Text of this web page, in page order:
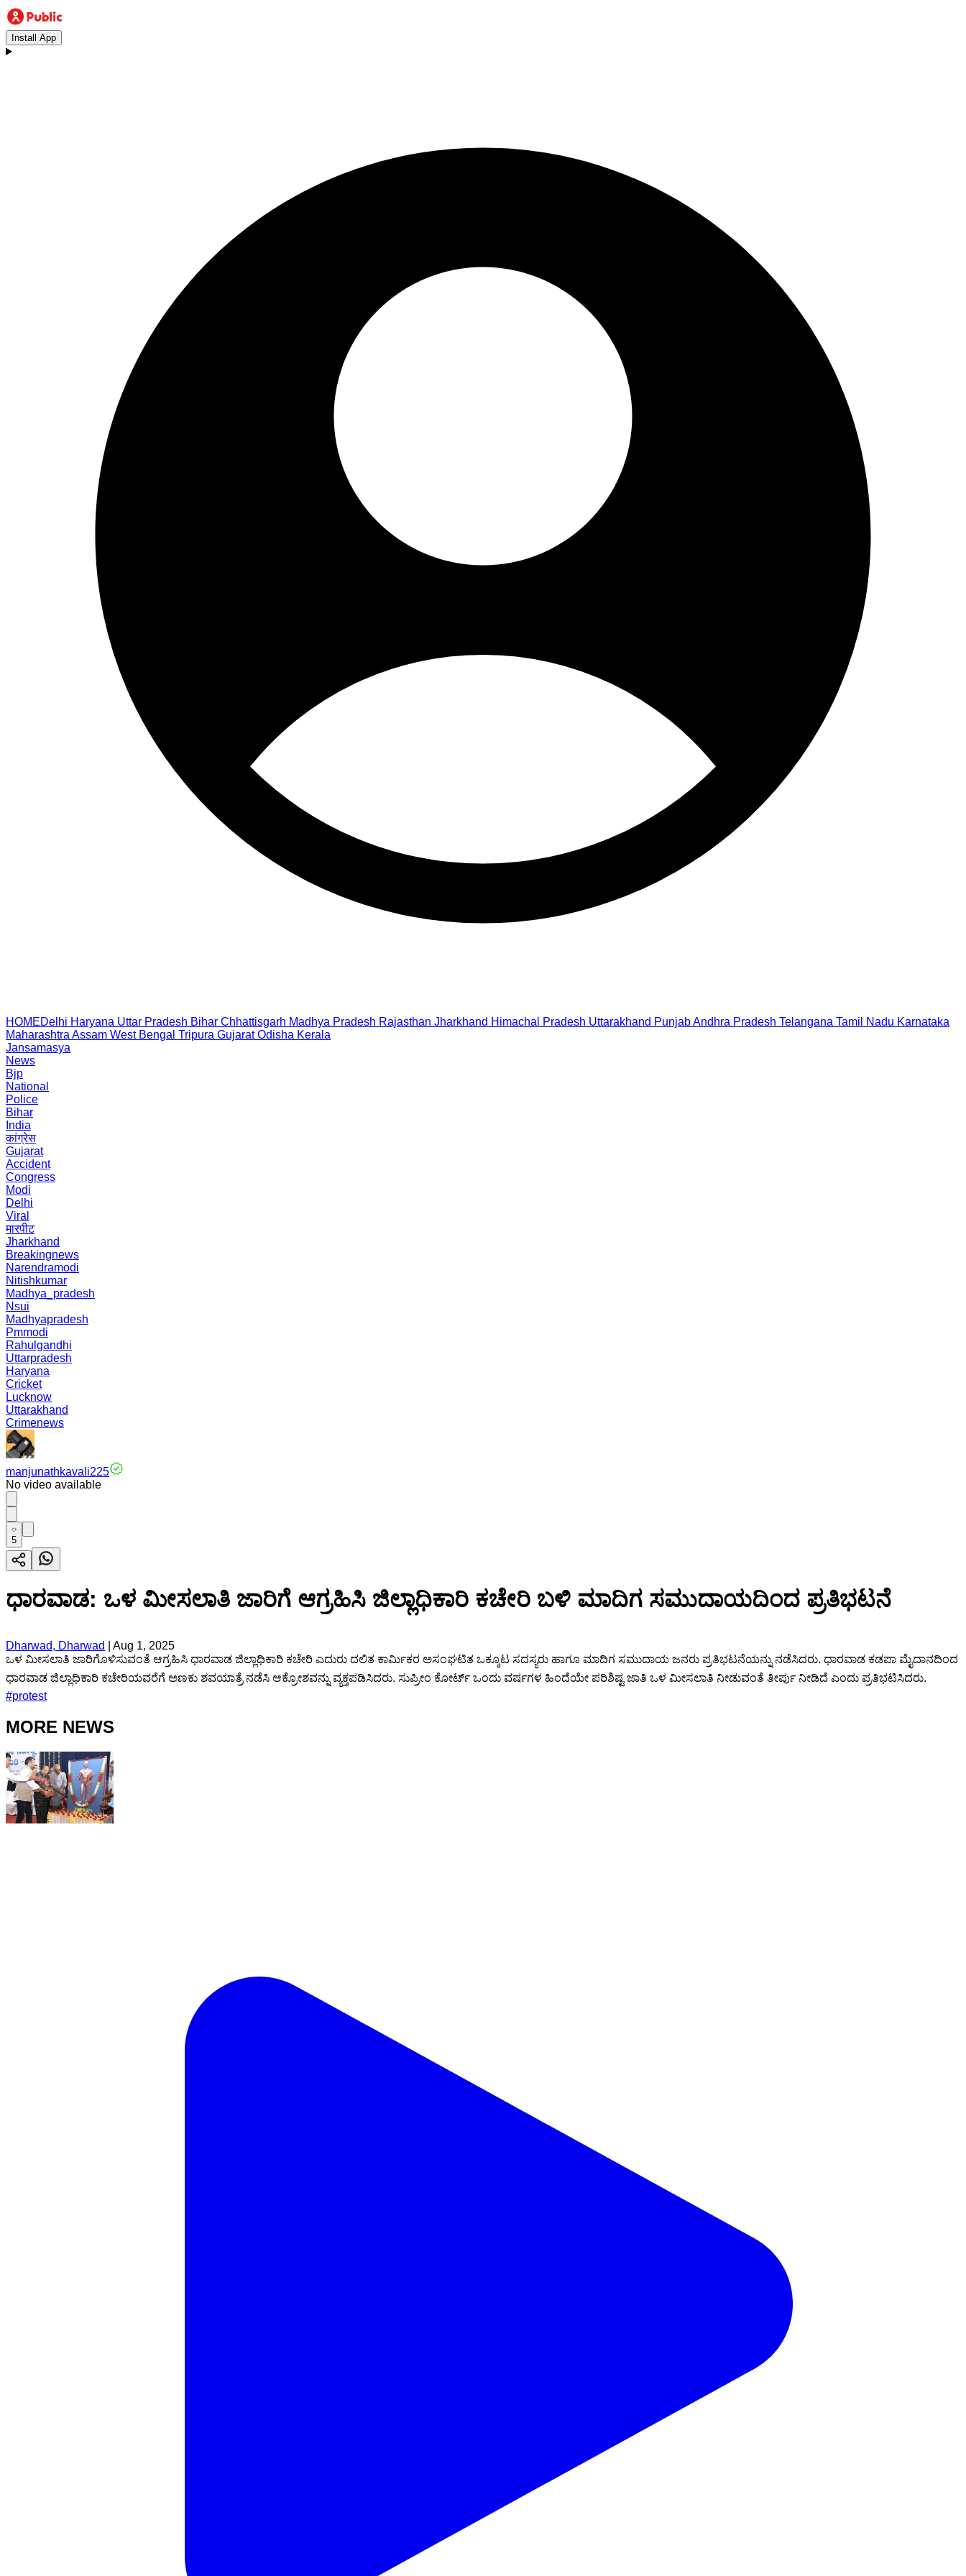
Install App
HOMEDelhi Haryana Uttar Pradesh Bihar Chhattisgarh Madhya Pradesh Rajasthan Jharkhand Himachal Pradesh Uttarakhand PunjabAndhra Pradesh Telangana Tamil Nadu Karnataka
Maharashtra Assam West Bengal Tripura Gujarat Odisha Kerala
Jansamasya
News
Bjp
National
Police
Bihar
India
कांग्रेस
Gujarat
Accident
Congress
Modi
Delhi
Viral
मारपीट
Jharkhand
Breakingnews
Narendramodi
Nitishkumar
Madhya_pradesh
Nsui
Madhyapradesh
Pmmodi
Rahulgandhi
Uttarpradesh
Haryana
Cricket
Lucknow
Uttarakhand
Crimenews
manjunathkavali225
No video available
5
ಧಾರವಾಡ: ಒಳ ಮೀಸಲಾತಿ ಜಾರಿಗೆ ಆಗ್ರಹಿಸಿ ಜಿಲ್ಲಾಧಿಕಾರಿ ಕಚೇರಿ ಬಳಿ ಮಾದಿಗ ಸಮುದಾಯದಿಂದ ಪ್ರತಿಭಟನೆ
Dharwad, Dharwad
Aug 1, 2025
ಒಳ ಮೀಸಲಾತಿ ಜಾರಿಗೊಳಿಸುವಂತೆ ಆಗ್ರಹಿಸಿ ಧಾರವಾಡ ಜಿಲ್ಲಾಧಿಕಾರಿ ಕಚೇರಿ ಎದುರು ದಲಿತ ಕಾರ್ಮಿಕರ ಅಸಂಘಟಿತ ಒಕ್ಕೂಟ ಸದಸ್ಯರು ಹಾಗೂ ಮಾದಿಗ ಸಮುದಾಯ ಜನರು ಪ್ರತಿಭಟನೆಯನ್ನು ನಡೆಸಿದರು. ಧಾರವಾಡ ಕಡಪಾ ಮೈದಾನದಿಂದ
ಧಾರವಾಡ ಜಿಲ್ಲಾಧಿಕಾರಿ ಕಚೇರಿಯವರೆಗೆ ಅಣಕು ಶವಯಾತ್ರೆ ನಡೆಸಿ ಆಕ್ರೋಶವನ್ನು ವ್ಯಕ್ತಪಡಿಸಿದರು. ಸುಪ್ರೀಂ ಕೋರ್ಟ್ ಒಂದು ವರ್ಷಗಳ ಹಿಂದೆಯೇ ಪರಿಶಿಷ್ಟ ಜಾತಿ ಒಳ ಮೀಸಲಾತಿ ನೀಡುವಂತೆ ತೀರ್ಪು ನೀಡಿದೆ ಎಂದು ಪ್ರತಿಭಟಿಸಿದರು.
#protest
MORE NEWS